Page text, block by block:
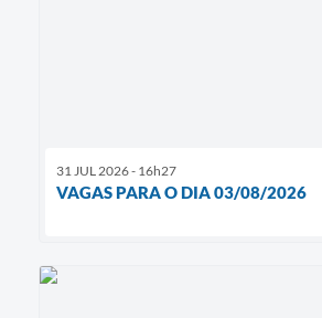
31 JUL 2026 - 16h27
VAGAS PARA O DIA 03/08/2026